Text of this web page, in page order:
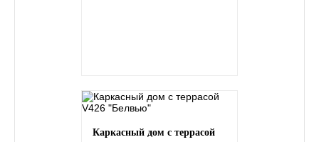
Каркасный дом с террасой